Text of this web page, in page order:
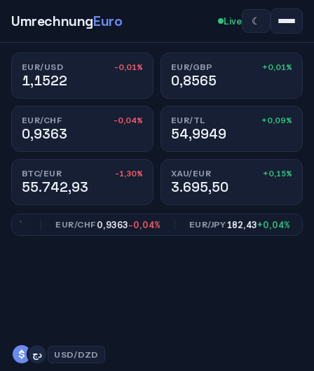
UmrechnungEuro Live ☾
EUR/USD -0,01%
1,1522
EUR/GBP +0,01%
0,8565
EUR/CHF -0,04%
0,9363
EUR/TL +0,09%
54,9949
BTC/EUR -1,30%
55.742,93
XAU/EUR +0,15%
3.695,50
EUR/CHF0,9363-0,04% EUR/JPY182,43+0,04%
$ دج USD/DZD